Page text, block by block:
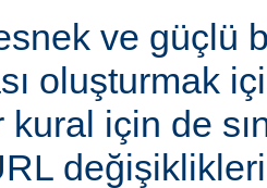
ve güçlü
oluşturmak
için de